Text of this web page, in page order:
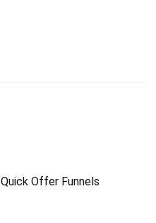
Quick Offer Funnels